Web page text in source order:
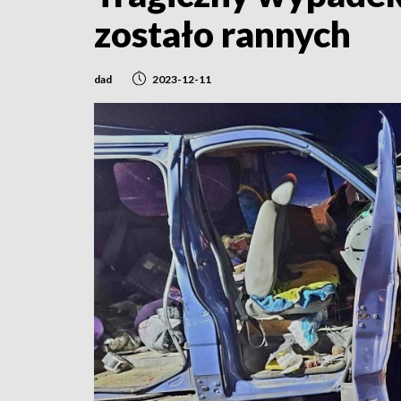
zostało rannych
dad 2023-12-11